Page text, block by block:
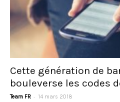
Cette génération de
bouleverse les codes
Team FR - 14 mars 2018